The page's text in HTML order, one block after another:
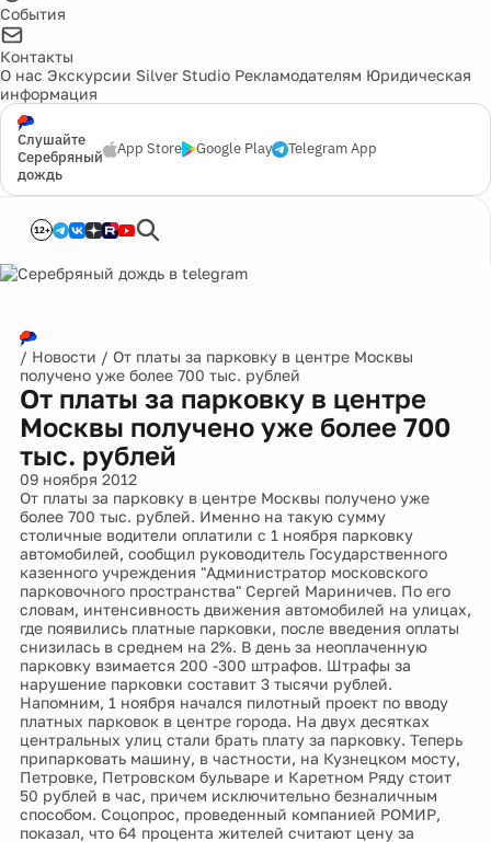
События
Контакты
О нас Экскурсии Silver Studio Рекламодателям Юридическая
информация
Слушайте
Серебряный
дождь
App Store Google Play Telegram App
12+
/ Новости / От платы за парковку в центре Москвы
получено уже более 700 тыс. рублей
От платы за парковку в центре
Москвы получено уже более 700
тыс. рублей
09 ноября 2012
От платы за парковку в центре Москвы получено уже
более 700 тыс. рублей. Именно на такую сумму
столичные водители оплатили с 1 ноября парковку
автомобилей, сообщил руководитель Государственного
казенного учреждения "Администратор московского
парковочного пространства" Сергей Мариничев. По его
словам, интенсивность движения автомобилей на улицах,
где появились платные парковки, после введения оплаты
снизилась в среднем на 2%. В день за неоплаченную
парковку взимается 200 -300 штрафов. Штрафы за
нарушение парковки составит 3 тысячи рублей.
Напомним, 1 ноября начался пилотный проект по вводу
платных парковок в центре города. На двух десятках
центральных улиц стали брать плату за парковку. Теперь
припарковать машину, в частности, на Кузнецком мосту,
Петровке, Петровском бульваре и Каретном Ряду стоит
50 рублей в час, причем исключительно безналичным
способом. Соцопрос, проведенный компанией РОМИР,
показал, что 64 процента жителей считают цену за